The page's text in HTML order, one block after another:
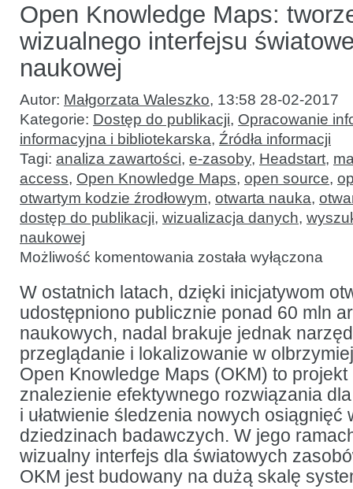
Open Knowledge Maps:
wizualnego interfejsu
naukowej
Autor: Małgorzata Waleszko, 13:58 28-02-2017
Kategorie: Dostęp do publikacji, Opracowanie
informacyjna i bibliotekarska, Źródła informacji
Tagi: analiza zawartości, e-zasoby, Headstart,
access, Open Knowledge Maps, open source,
otwartym kodzie źrodłowym, otwarta nauka,
dostęp do publikacji, wizualizacja danych,
naukowej
Możliwość komentowania Open
Knowledge
tworzenie
wizualnego
interfejsu
światowej
wiedzy
naukowej
została wyłączona
W ostatnich latach, dzięki inicjatywom
udostępniono publicznie ponad 60 mln
naukowych, nadal brakuje jednak
przeglądanie i lokalizowanie w
Open Knowledge Maps (OKM) to
znalezienie efektywnego rozwiązania
i ułatwienie śledzenia nowych osiągnięć
dziedzinach badawczych. W jego
wizualny interfejs dla światowych
OKM jest budowany na dużą skalę